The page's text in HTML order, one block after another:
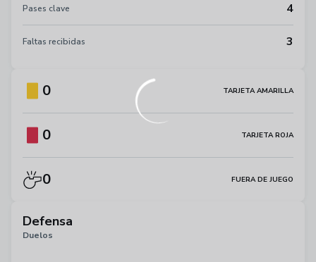
Pases clave 4
Faltas recibidas 3
0 TARJETA AMARILLA
0 TARJETA ROJA
0 FUERA DE JUEGO
Defensa
Duelos